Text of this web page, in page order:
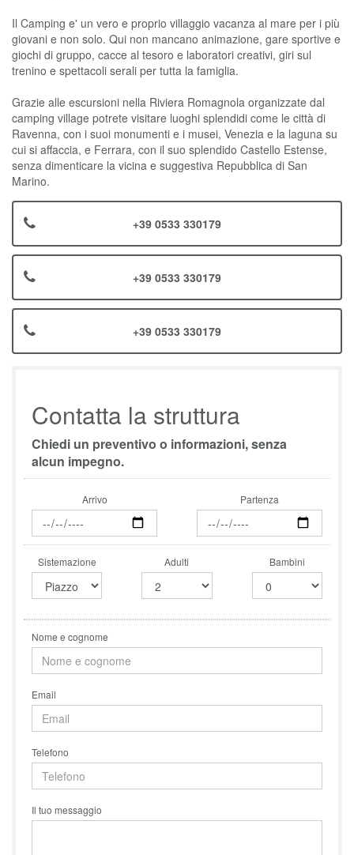
Il Camping e' un vero e proprio villaggio vacanza al mare per i più
giovani e non solo. Qui non mancano animazione, gare sportive e
giochi di gruppo, cacce al tesoro e laboratori creativi, giri sul
trenino e spettacoli serali per tutta la famiglia.
Grazie alle escursioni nella Riviera Romagnola organizzate dal
camping village potrete visitare luoghi splendidi come le città di
Ravenna, con i suoi monumenti e i musei, Venezia e la laguna su
cui si affaccia, e Ferrara, con il suo splendido Castello Estense,
senza dimenticare la vicina e suggestiva Repubblica di San
Marino.
+39 0533 330179
+39 0533 330179
+39 0533 330179
Contatta la struttura
Chiedi un preventivo o informazioni, senza
alcun impegno.
Arrivo Partenza
Sistemazione Adulti Bambini
Nome e cognome
Email
Telefono
Il tuo messaggio